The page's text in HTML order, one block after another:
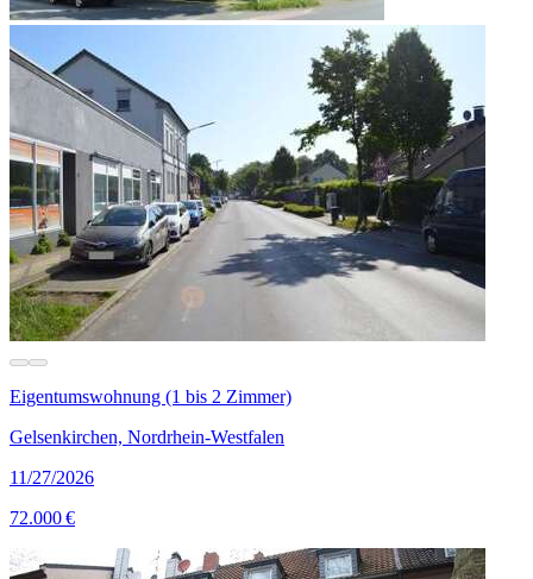
Eigentumswohnung (1 bis 2 Zimmer)
Gelsenkirchen, Nordrhein-Westfalen
11/27/2026
72.000 €